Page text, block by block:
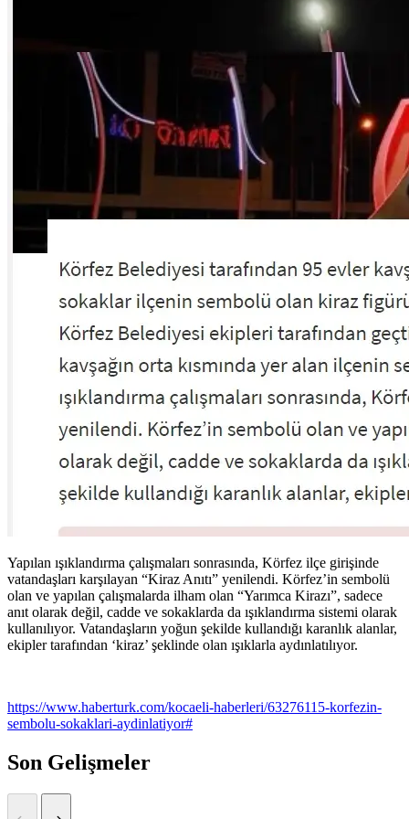
Yapılan ışıklandırma çalışmaları sonrasında, Körfez ilçe girişinde
vatandaşları karşılayan “Kiraz Anıtı” yenilendi. Körfez’in sembolü
olan ve yapılan çalışmalarda ilham olan “Yarımca Kirazı”, sadece
anıt olarak değil, cadde ve sokaklarda da ışıklandırma sistemi olarak
kullanılıyor. Vatandaşların yoğun şekilde kullandığı karanlık alanlar,
ekipler tarafından ‘kiraz’ şeklinde olan ışıklarla aydınlatılıyor.
https://www.haberturk.com/kocaeli-haberleri/63276115-korfezin-
sembolu-sokaklari-aydinlatiyor#
Son Gelişmeler